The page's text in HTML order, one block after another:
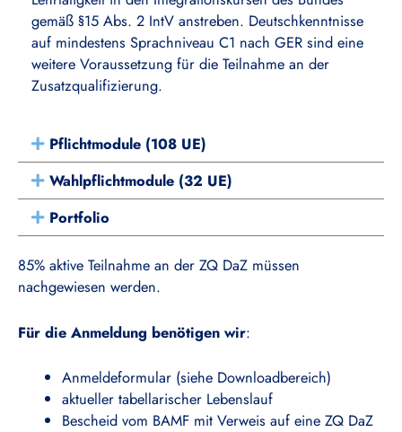
gemäß §15 Abs. 2 IntV anstreben. Deutschkenntnisse
auf mindestens Sprachniveau C1 nach GER sind eine
weitere Voraussetzung für die Teilnahme an der
Zusatzqualifizierung.
Pflichtmodule (108 UE)
Wahlpflichtmodule (32 UE)
Portfolio
85% aktive Teilnahme an der ZQ DaZ müssen
nachgewiesen werden.
Für die Anmeldung benötigen wir:
Anmeldeformular (siehe Downloadbereich)
aktueller tabellarischer Lebenslauf
Bescheid vom BAMF mit Verweis auf eine ZQ DaZ